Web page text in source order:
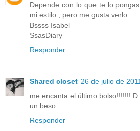
Depende con lo que te lo
mi estilo , pero me gusta verlo.
Bssss Isabel
SsasDiary
Responder
Shared closet 26 de julio de
me encanta el último bolso!!!!!!!:D
un beso
Responder